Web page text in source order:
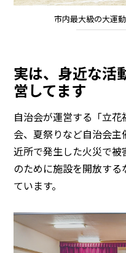
市内最大級の大運
実は、身近な活
営してます
自治会が運営する「立
会、夏祭りなど自治会主
近所で発生した火災で
のために施設を開放す
ています。